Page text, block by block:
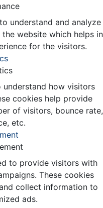
understand and analyze
website which helps in
for the visitors.
how visitors
cookies help provide
of visitors, bounce rate,
etc.
to provide visitors with
These cookies
collect information to
ads.